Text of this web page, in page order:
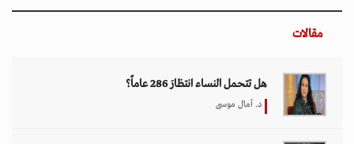
مقالات
هل تتحمل النساء انتظارَ 286 عاماً؟
د. آمال موسى